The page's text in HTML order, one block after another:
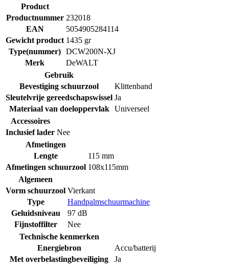
Product
Productnummer 232018
EAN
5054905284114
Gewicht product 1435 gr
Type(nummer) DCW200N-XJ
Merk
DeWALT
Gebruik
Bevestiging schuurzool
Klittenband
Sleutelvrije gereedschapswissel Ja
Materiaal van doeloppervlak
Universeel
Accessoires
Inclusief lader Nee
Afmetingen
Lengte
115 mm
Afmetingen schuurzool 108x115mm
Algemeen
Vorm schuurzool Vierkant
Type
Handpalmschuurmachine
Geluidsniveau
97 dB
Fijnstoffilter
Nee
Technische kenmerken
Energiebron
Accu/batterij
Met overbelastingbeveiliging
Ja